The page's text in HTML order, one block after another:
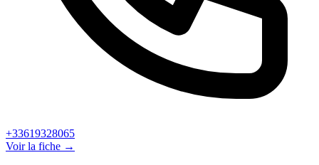
+33619328065
Voir la fiche →